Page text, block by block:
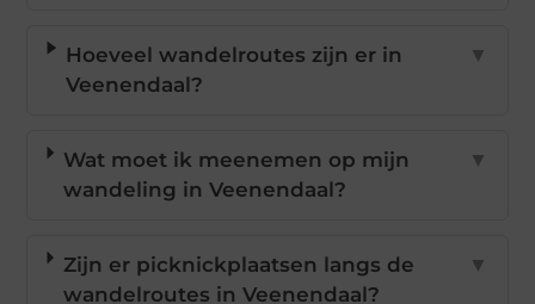
Hoeveel wandelroutes zijn er in
Veenendaal?
▼
Wat moet ik meenemen op mijn
wandeling in Veenendaal?
▼
Zijn er picknickplaatsen langs de
wandelroutes in Veenendaal?
▼